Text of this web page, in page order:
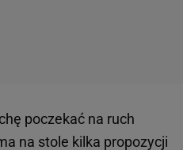
poczekać na ruch
na stole kilka propozycji